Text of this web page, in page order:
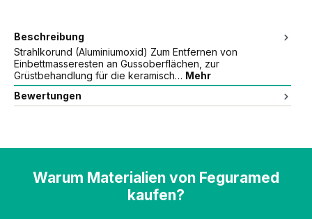
Beschreibung
Strahlkorund (Aluminiumoxid) Zum Entfernen von
Einbettmasseresten an Gussoberflächen, zur
Grüstbehandlung für die keramisch… Mehr
Bewertungen
Warum Materialien von Feguramed
kaufen?